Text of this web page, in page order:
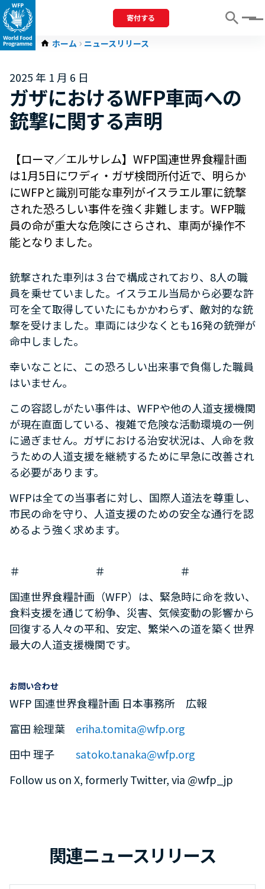
寄付する Menu
ホーム ニュースリリース
2025 年 1 月 6 日
ガザにおけるWFP車両への
銃撃に関する声明
【ローマ／エルサレム】WFP国連世界食糧計画
は1月5日にワディ・ガザ検問所付近で、明らか
にWFPと識別可能な車列がイスラエル軍に銃撃
された恐ろしい事件を強く非難します。WFP職
員の命が重大な危険にさらされ、車両が操作不
能となりました。
銃撃された車列は３台で構成されており、 8人の職
員を乗せていました。イスラエル当局から必要な許
可を全て取得していたにもかかわらず、敵対的な銃
撃を受けました。車両には少なくとも16発の銃弾が
命中しました。
幸いなことに、この恐ろしい出来事で負傷した職員
はいません。
この容認しがたい事件は、 WFPや他の人道支援機関
が現在直面している、複雑で危険な活動環境の一例
に過ぎません。ガザにおける治安状況は、人命を救
うための人道支援を継続するために早急に改善され
る必要があります。
WFPは全ての当事者に対し、国際人道法を尊重し、
市民の命を守り、人道支援のための安全な通行を認
めるよう強く求めます。
＃ ＃ ＃
国連世界食糧計画（WFP）は、緊急時に命を救い、
食料支援を通じて紛争、災害、気候変動の影響から
回復する人々の平和、安定、繁栄への道を築く世界
最大の人道支援機関です。
お問い合わせ
WFP 国連世界食糧計画 日本事務所 広報
富田 絵理葉 eriha.tomita@wfp.org
田中 理子 satoko.tanaka@wfp.org
Follow us on X, formerly Twitter, via @wfp_jp
関連ニュースリリース